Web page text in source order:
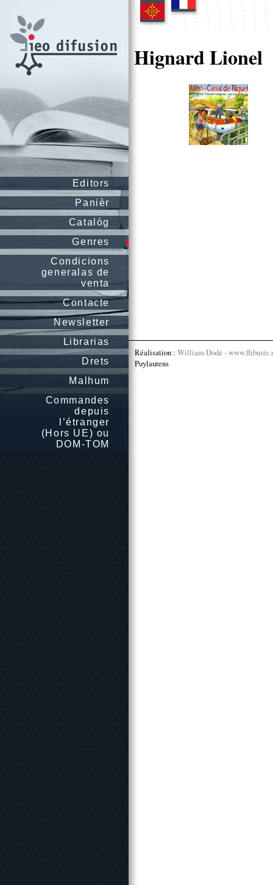
Editors
Panièr
Catalòg
Genres
Condicions
generalas de
venta
Contacte
Newsletter
Librarias
Drets
Malhum
Commandes
depuis
l’étranger
(Hors UE) ou
DOM-TOM
Hignard Lionel
Réalisation : William Dodé -
Puylaurens